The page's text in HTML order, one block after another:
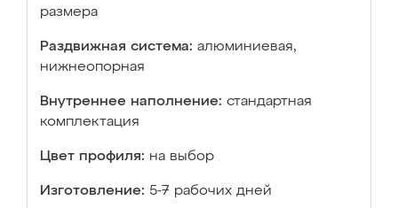
размера
Раздвижная система: алюминиевая,
нижнеопорная
Внутреннее наполнение: стандартная
комплектация
Цвет профиля: на выбор
Изготовление: 5-7 рабочих дней